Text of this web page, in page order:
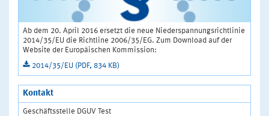
Ab dem 20. April 2016 ersetzt die neue Niederspannungsrichtlinie
2014/35/EU die Richtline 2006/35/EG. Zum Download auf der
Website der Europäischen Kommission:
2014/35/EU (PDF, 834 KB)
Kontakt
Geschäftsstelle DGUV Test